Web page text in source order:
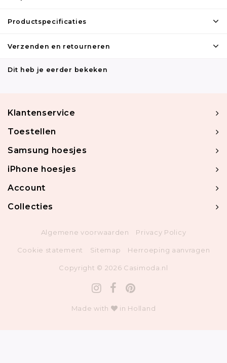
Productspecificaties
Verzenden en retourneren
Dit heb je eerder bekeken
Klantenservice
Toestellen
Samsung hoesjes
iPhone hoesjes
Account
Collecties
Algemene voorwaarden Privacy Policy
Cookie statement Sitemap Herroeping aanvragen
Copyright © 2026 Casimoda.nl
Made with in Holland